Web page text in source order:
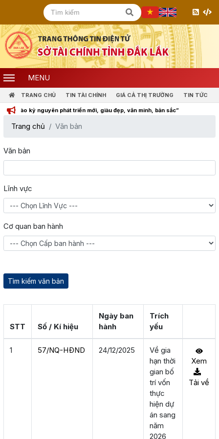
MENU
TRANG CHỦ TIN TÀI CHÍNH GIÁ CẢ THỊ TRƯỜNG TIN TỨC
phát triển mới, giàu đẹp, văn minh, bản sắc”
Trang chủ Văn bản
Văn bản
Lĩnh vực
Cơ quan ban hành
STT Số / Kí hiệu
Ngày ban
hành
Trích
yếu
1 57/NQ-HÐND 24/12/2025
Về gia
hạn thời
gian bố
trí vốn
thực
hiện dự
án sang
năm
2026
Xem
Tải về